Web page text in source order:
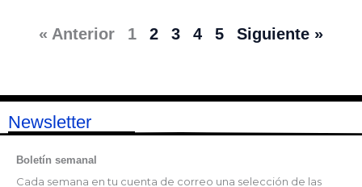
« Anterior 1 2 3 4 5 Siguiente »
Newsletter
Boletín semanal
Cada semana en tu cuenta de correo una selección de las